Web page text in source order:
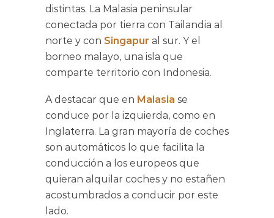
distintas. La Malasia peninsular
conectada por tierra con Tailandia al
norte y con Singapur al sur. Y el
borneo malayo, una isla que
comparte territorio con Indonesia.
A destacar que en Malasia se
conduce por la izquierda, como en
Inglaterra. La gran mayoría de coches
son automáticos lo que facilita la
conducción a los europeos que
quieran alquilar coches y no estañen
acostumbrados a conducir por este
lado.